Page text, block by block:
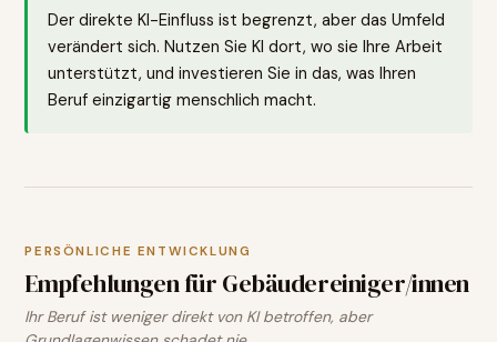
Der direkte KI-Einfluss ist begrenzt, aber das Umfeld
verändert sich. Nutzen Sie KI dort, wo sie Ihre Arbeit
unterstützt, und investieren Sie in das, was Ihren
Beruf einzigartig menschlich macht.
PERSÖNLICHE ENTWICKLUNG
Empfehlungen für Gebäudereiniger/innen
Ihr Beruf ist weniger direkt von KI betroffen, aber